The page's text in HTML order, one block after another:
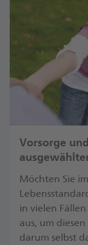
Vorsorge
Möchten Sie
in vielen
aus, um
darum selbst